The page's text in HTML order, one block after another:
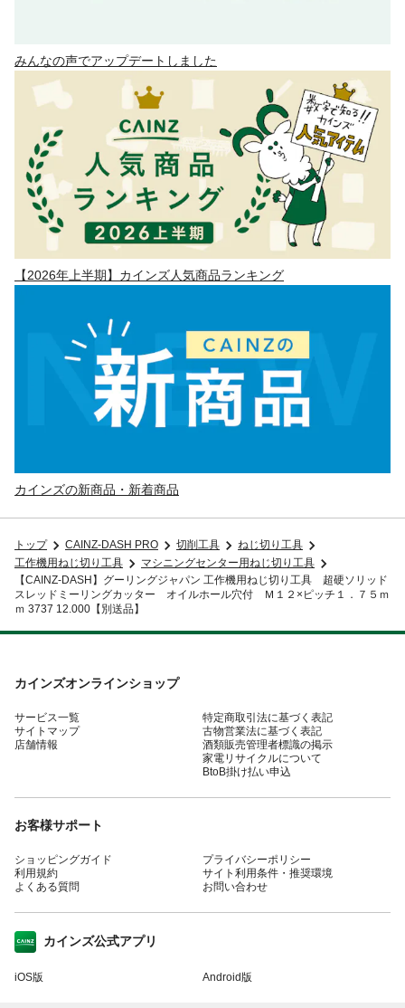
みんなの声でアップデートしました
【2026年上半期】カインズ人気商品ランキング
カインズの新商品・新着商品
トップ CAINZ-DASH PRO 切削工具
ねじ切り工具
工作機用ねじ切り工具
マシニングセンター用ねじ切り工具
【CAINZ-DASH】グーリングジャパン 工作機用ねじ切り工具 超硬ソリッド
スレッドミーリングカッター オイルホール穴付 Ｍ１２×ピッチ１．７５ｍ
ｍ 3737 12.000【別送品】
カインズオンラインショップ
サービス一覧
サイトマップ
店舗情報
特定商取引法に基づく表記
古物営業法に基づく表記
酒類販売管理者標識の掲示
家電リサイクルについて
BtoB掛け払い申込
お客様サポート
ショッピングガイド
利用規約
よくある質問
プライバシーポリシー
サイト利用条件・推奨環境
お問い合わせ
カインズ公式アプリ
iOS版 Android版